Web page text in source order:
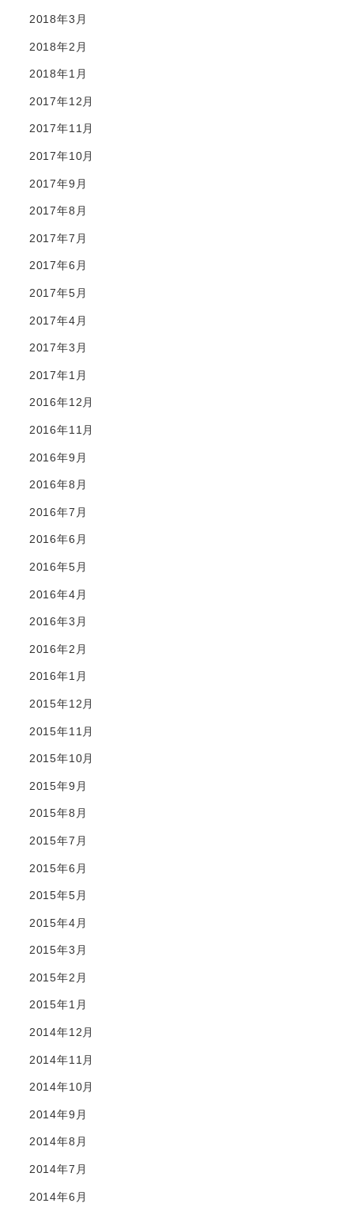
2018年3月
2018年2月
2018年1月
2017年12月
2017年11月
2017年10月
2017年9月
2017年8月
2017年7月
2017年6月
2017年5月
2017年4月
2017年3月
2017年1月
2016年12月
2016年11月
2016年9月
2016年8月
2016年7月
2016年6月
2016年5月
2016年4月
2016年3月
2016年2月
2016年1月
2015年12月
2015年11月
2015年10月
2015年9月
2015年8月
2015年7月
2015年6月
2015年5月
2015年4月
2015年3月
2015年2月
2015年1月
2014年12月
2014年11月
2014年10月
2014年9月
2014年8月
2014年7月
2014年6月